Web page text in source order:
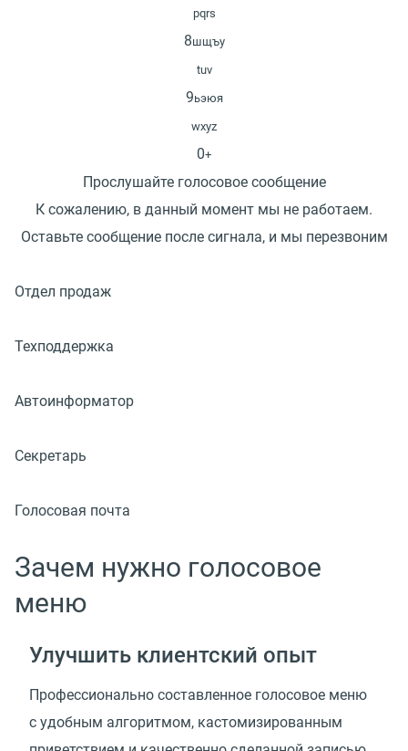
pqrs
8шщъу
tuv
9ьэюя
wxyz
0+
Прослушайте голосовое сообщение
К сожалению, в данный момент мы не работаем.
Оставьте сообщение после сигнала, и мы перезвоним
Отдел продаж
Техподдержка
Автоинформатор
Секретарь
Голосовая почта
Зачем нужно голосовое
меню
Улучшить клиентский опыт
Профессионально составленное голосовое меню
с удобным алгоритмом, кастомизированным